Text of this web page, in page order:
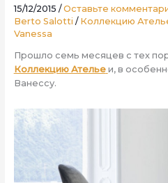
15/12/2015 /Оставьте
Berto Salotti / Коллекцию
Vanessa
Прошло семь месяцев с тех
Коллекцию Ателье и, в
Ванессу.